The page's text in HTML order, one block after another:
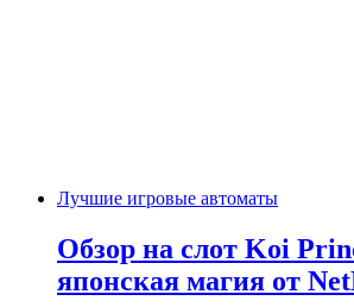
Лучшие игровые автоматы
Обзор на слот Koi
японская магия от